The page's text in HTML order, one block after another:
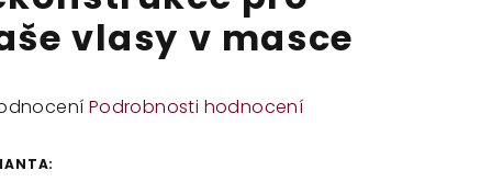
vlasy v masce
Podrobnosti hodnocení